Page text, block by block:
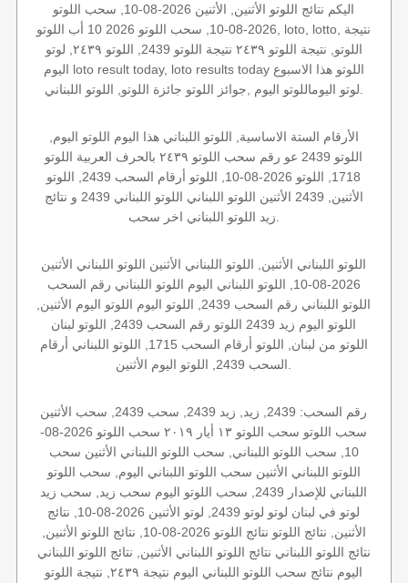
اليكم نتائج اللوتو الأثنين, الأثنين 2026-08-10, سحب اللوتو
2026-08-10, سحب اللوتو 2026 10 أب اللوتو, loto, lotto, نتيجة
اللوتو, نتيجة اللوتو ٢٤٣٩ نتيجة اللوتو 2439, اللوتو ٢٤٣٩, لوتو
اليوم loto result today, loto results today اللوتو هذا الاسبوع
الأرقام الستة الاساسية, اللوتو اللبناني هذا اليوم اللوتو اليوم,
اللوتو 2439 عو رقم سحب اللوتو ٢٤٣٩ بالحرف العربية اللوتو
1718, اللوتو 2026-08-10, اللوتو أرقام السحب 2439, اللوتو
الأثنين, 2439 الأثنين اللوتو اللبناني اللوتو اللبناني 2439 و نتائج
اللوتو اللبناني الأثنين, اللوتو اللبناني الأثنين اللوتو اللبناني الأثنين
2026-08-10, اللوتو اللبناني اليوم اللوتو اللبناني رقم السحب
اللوتو اللبناني رقم السحب 2439, اللوتو اليوم اللوتو اليوم الأثنين,
اللوتو اليوم زيد 2439 اللوتو رقم السحب 2439, اللوتو لبنان
اللوتو من لبنان, اللوتو أرقام السحب 1715, اللوتو اللبناني أرقام
رقم السحب: 2439, زيد, زيد 2439, سحب 2439, سحب الأثنين
سحب اللوتو سحب اللوتو ١٣ أيار ٢٠١٩ سحب اللوتو 2026-08-
10, سحب اللوتو اللبناني, سحب اللوتو اللبناني الأثنين سحب
اللوتو اللبناني الأثنين سحب اللوتو اللبناني اليوم, سحب اللوتو
اللبناني للإصدار 2439, سحب اللوتو اليوم سحب زيد, سحب زيد
لوتو في لبنان لوتو لوتو 2439, لوتو الأثنين 2026-08-10, نتائج
الأثنين, نتائج اللوتو نتائج اللوتو 2026-08-10, نتائج اللوتو الأثنين,
نتائج اللوتو اللبناني نتائج اللوتو اللبناني الأثنين, نتائج اللوتو اللبناني
اليوم نتائج سحب اللوتو اللبناني اليوم نتيجة ٢٤٣٩, نتيجة اللوتو